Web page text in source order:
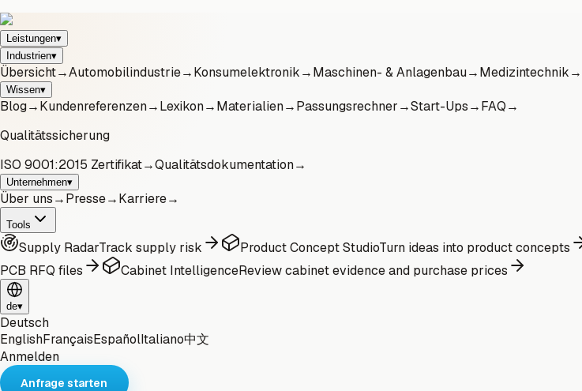
Leistungen▾
Industrien▾
Übersicht→Automobilindustrie→Konsumelektronik→Maschinen- & Anlagenbau→Medizintechnik→
Wissen▾
Blog→Kundenreferenzen→Lexikon→Materialien→Passungsrechner→Start-Ups→FAQ→
Qualitätssicherung
ISO 9001:2015 Zertifikat→Qualitätsdokumentation→
Unternehmen▾
Über uns→Presse→Karriere→
Tools
Supply RadarTrack supply risk Product Concept StudioTurn ideas into product concepts
PCB RFQ files
Cabinet IntelligenceReview cabinet evidence and purchase prices
de▾
Deutsch
EnglishFrançaisEspañolItaliano中文
Anmelden
Anfrage starten